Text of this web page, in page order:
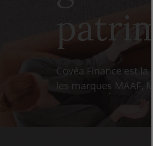
Covéa Finance est
les marques MAAF,